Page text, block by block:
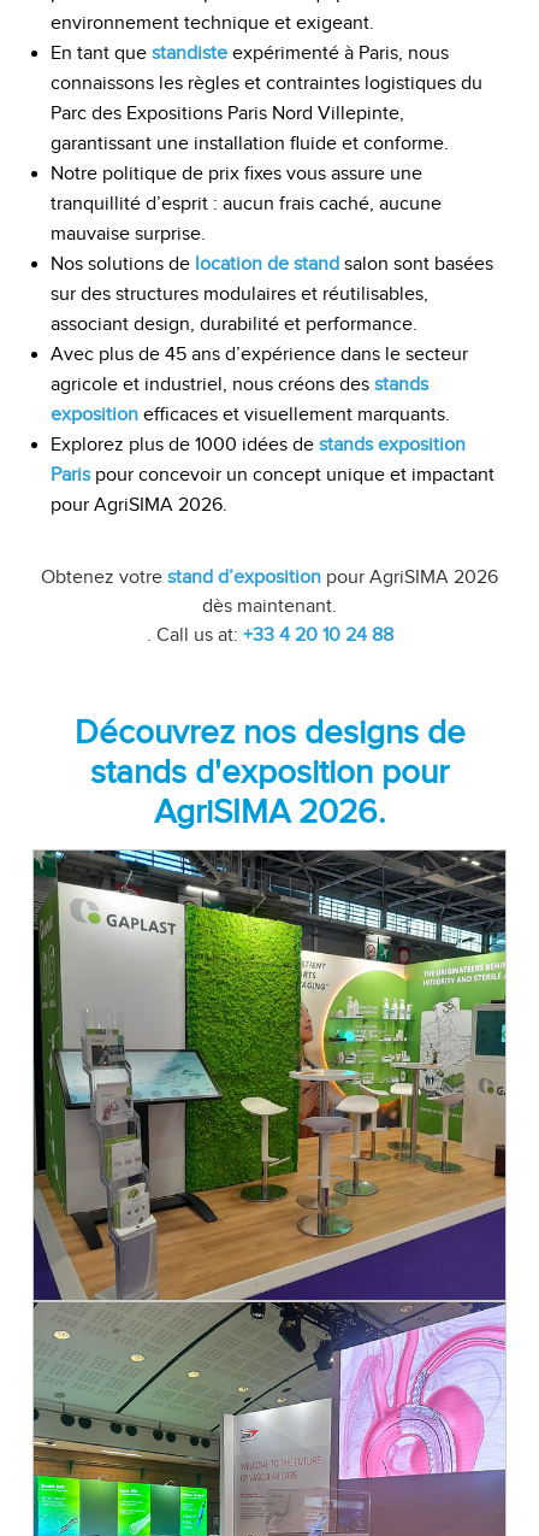
environnement technique et exigeant.
En tant que standiste expérimenté à Paris, nous
connaissons les règles et contraintes logistiques du
Parc des Expositions Paris Nord Villepinte,
garantissant une installation fluide et conforme.
Notre politique de prix fixes vous assure une
tranquillité d’esprit : aucun frais caché, aucune
mauvaise surprise.
Nos solutions de location de stand salon sont basées
sur des structures modulaires et réutilisables,
associant design, durabilité et performance.
Avec plus de 45 ans d’expérience dans le secteur
agricole et industriel, nous créons des stands
exposition efficaces et visuellement marquants.
Explorez plus de 1000 idées de stands exposition
Parispour concevoir un concept unique et impactant
pour AgriSIMA 2026.
Obtenez votre stand d’exposition pour AgriSIMA 2026
dès maintenant.
. Call us at: +33 4 20 10 24 88
Découvrez nos designs de
stands d'exposition pour
AgriSIMA 2026.